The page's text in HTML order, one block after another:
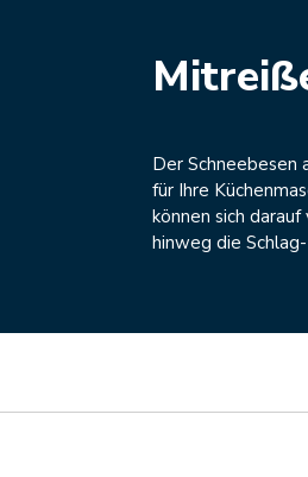
Der Schneebesen
für Ihre
können sich darauf
hinweg die